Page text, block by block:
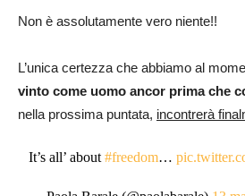
Non è assolutamente vero niente!!
L’unica certezza che abbiamo al
vinto come uomo ancor prima che
nella prossima puntata, incontrerà
It’s all’ about#freedom…